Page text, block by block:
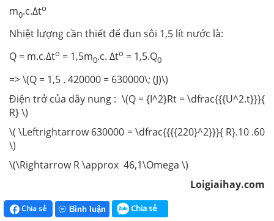
m0.c.Δto
Nhiệt lượng cần thiết để đun sôi 1,5 lít nước là:
Q = m.c.Δto = 1,5m0.c. Δto = 1,5.Q0
=> \(Q = 1,5 . 420000 = 630000\; (J)\)
Điện trở của dây nung : \(Q = {I^2}Rt = \dfrac{{{U^2.t}}}{
R} \)
\( \Leftrightarrow 630000 = \dfrac{{{{220}^2}}}{ R}.10 .60
\)
\(\Rightarrow R \approx 46,1\Omega \)
Loigiaihay.com
Chia sẻ Bình luận Chia sẻ